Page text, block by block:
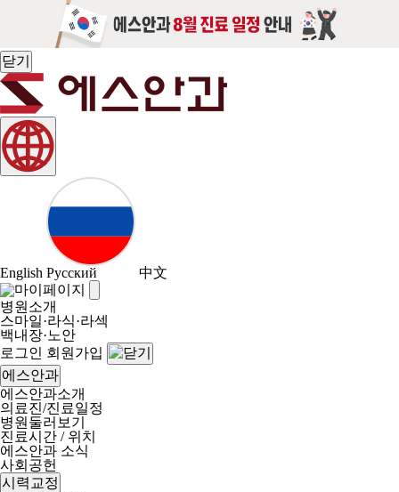
닫기
English Русский 中文
병원소개
스마일·라식·라섹
백내장·노안
로그인 회원가입
에스안과
에스안과소개
의료진/진료일정
병원둘러보기
진료시간 / 위치
에스안과 소식
사회공헌
시력교정